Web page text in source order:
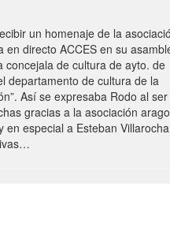
un homenaje de la
en directo ACCES en su
concejala de cultura de ayto. de
departamento de cultura de la
Así se expresaba Rodo al ser
gracias a la asociación
en especial a Esteban